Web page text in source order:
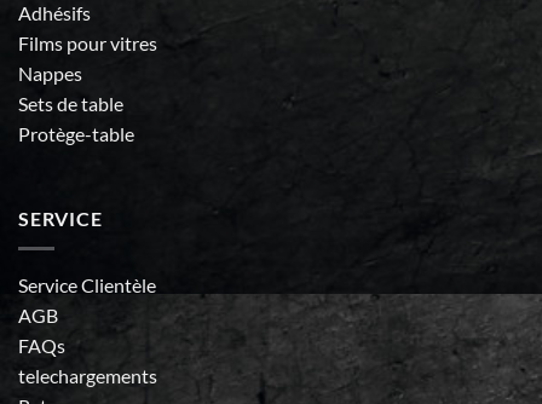
Adhésifs
Films pour vitres
Nappes
Sets de table
Protège-table
SERVICE
Service Clientèle
AGB
FAQs
telechargements